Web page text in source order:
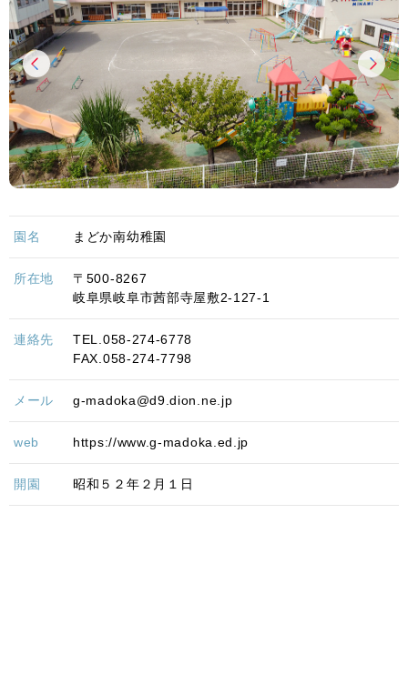
園名 まどか南幼稚園
所在地
〒500-8267
岐阜県岐阜市茜部寺屋敷2-127-1
連絡先
TEL.058-274-6778
FAX.058-274-7798
メール g-madoka@d9.dion.ne.jp
web https://www.g-madoka.ed.jp
開園 昭和５２年２月１日